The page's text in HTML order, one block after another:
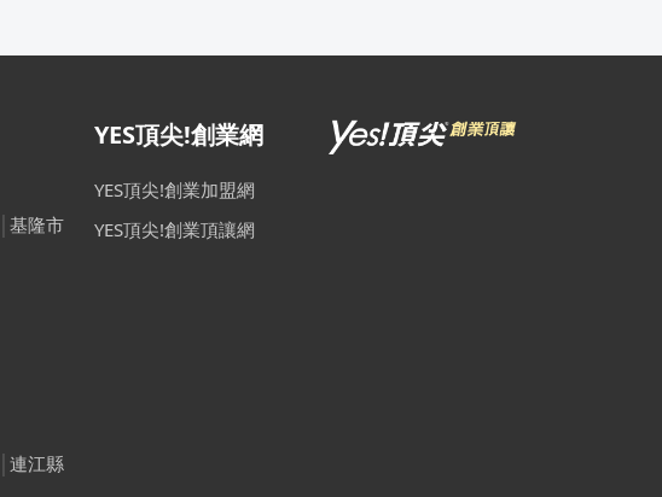
基隆市
連江縣
YES頂尖!創業網
YES頂尖!創業加盟網
YES頂尖!創業頂讓網